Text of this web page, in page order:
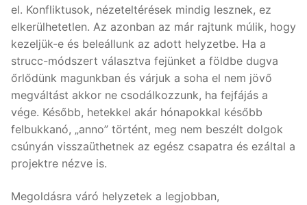
el. Konfliktusok, nézeteltérések mindig lesznek, ez
elkerülhetetlen. Az azonban az már rajtunk múlik, hogy
kezeljük-e és beleállunk az adott helyzetbe. Ha a
strucc-módszert választva fejünket a földbe dugva
őrlődünk magunkban és várjuk a soha el nem jövő
megváltást akkor ne csodálkozzunk, ha fejfájás a
vége. Később, hetekkel akár hónapokkal később
felbukkanó, „anno” történt, meg nem beszélt dolgok
csúnyán visszaüthetnek az egész csapatra és ezáltal a
projektre nézve is.
Megoldásra váró helyzetek a legjobban,